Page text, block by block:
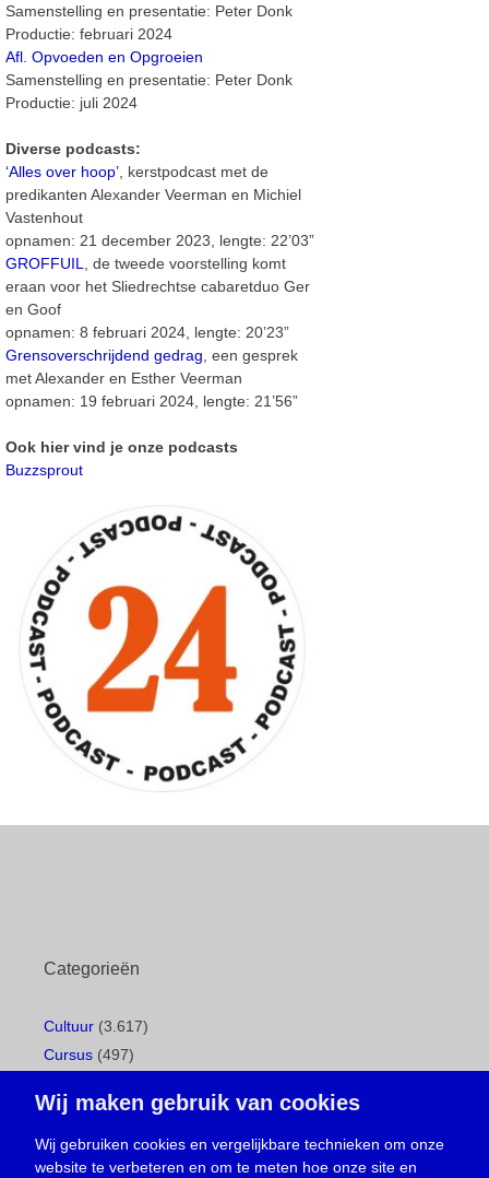
Samenstelling en presentatie: Peter Donk
Productie: februari 2024
Afl. Opvoeden en Opgroeien
Samenstelling en presentatie: Peter Donk
Productie: juli 2024
Diverse podcasts:
‘Alles over hoop’ , kerstpodcast met de
predikanten Alexander Veerman en Michiel
Vastenhout
opnamen: 21 december 2023, lengte: 22’03”
GROFFUIL
, de tweede voorstelling komt
eraan voor het Sliedrechtse cabaretduo Ger
en Goof
opnamen: 8 februari 2024, lengte: 20’23”
Grensoverschrijdend gedrag , een gesprek
met Alexander en Esther Veerman
opnamen: 19 februari 2024, lengte: 21’56”
Ook hier vind je onze podcasts
Buzzsprout
Categorieën
Cultuur (3.617)
Cursus (497)
Gemeentepagina(104)
Ingezonden brief(537)
Media(156)
Wij maken gebruik van cookies
Wij gebruiken cookies en vergelijkbare technieken om onze
website te verbeteren en om te meten hoe onze site en